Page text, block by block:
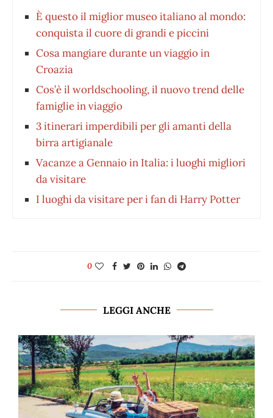
È questo il miglior museo italiano al mondo:
conquista il cuore di grandi e piccini
Cosa mangiare durante un viaggio in
Croazia
Cos’è il worldschooling, il nuovo trend delle
famiglie in viaggio
3 itinerari imperdibili per gli amanti della
birra artigianale
Vacanze a Gennaio in Italia: i luoghi migliori
da visitare
I luoghi da visitare per i fan di Harry Potter
0
LEGGI ANCHE